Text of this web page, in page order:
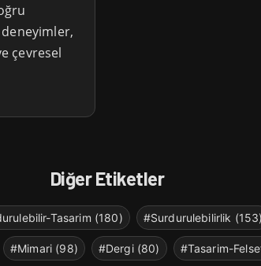
çevresel
Diğer Etiketler
Tasarim (180) #Surdurulebilirlik (153)
#Mimari (98) #Dergi (80) #Tasarim-